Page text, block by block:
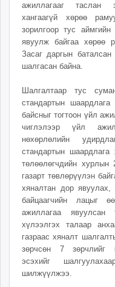
Eguur.mn
24tsag.mn
shuud.mn
eagle.mn
ergelt.mn
zuv.mn
mminfo.mn
ugluu.mn
urlag.mn
unen.mn
asu.mn
shudarga.mn
unuudur.mn
isee.mn
mglradio.com
fact.mn
ажиллагааг таслан
хангаагүй хөрөө
зорилгоор тус
явуулж байгаа хөрөө
Засаг даргын
шалгасан байна.
Шалгалтаар тус
стандартын шаардлага
байсныг тогтоон үйл
чиглэлээр үйл
нөхөрлөлийн
стандартын шаардлага
төлөөлөгчдийн хурлын
газарт төвлөрүүлэн
хяналтан дор
байцаагчийн лацыг
ажиллагаа явуулсан
хүлээлгэх талаар
газраас хяналт
зөрчсөн 7 зөрчлийг
эсэхийг
шилжүүлжээ.